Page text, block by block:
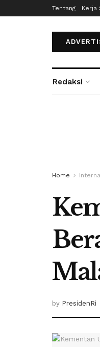
Tentang Kerja
Redaksi
Home
by PresidenRi